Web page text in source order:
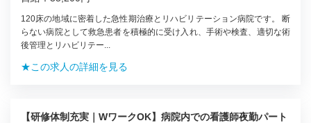
120床の地域に密着した急性期治療とリハビリテーション病院です。 断
らない病院として救急患者を積極的に受け入れ、手術や検査、適切な術
後管理とリハビリテー...
★この求人の詳細を見る
【研修体制充実｜WワークOK】病院内での看護師夜勤パート